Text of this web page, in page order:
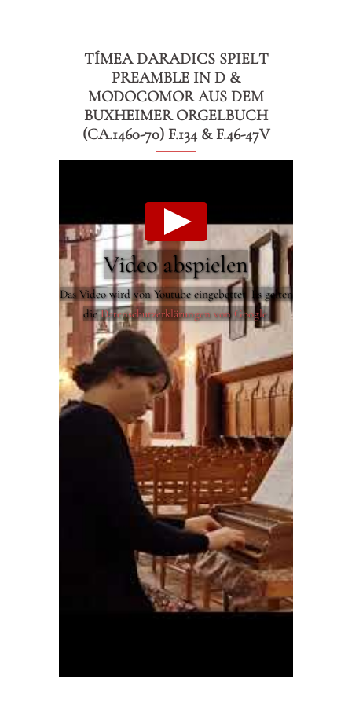
TÍMEA DARADICS SPIELT
PREAMBLE IN D &
MODOCOMOR AUS DEM
BUXHEIMER ORGELBUCH
(CA.1460-70) F.134 & F.46-47V
Video abspielen
Das Video wird von Youtube eingebettet. Es gelten
dieDatenschutzerklärungen von Google.